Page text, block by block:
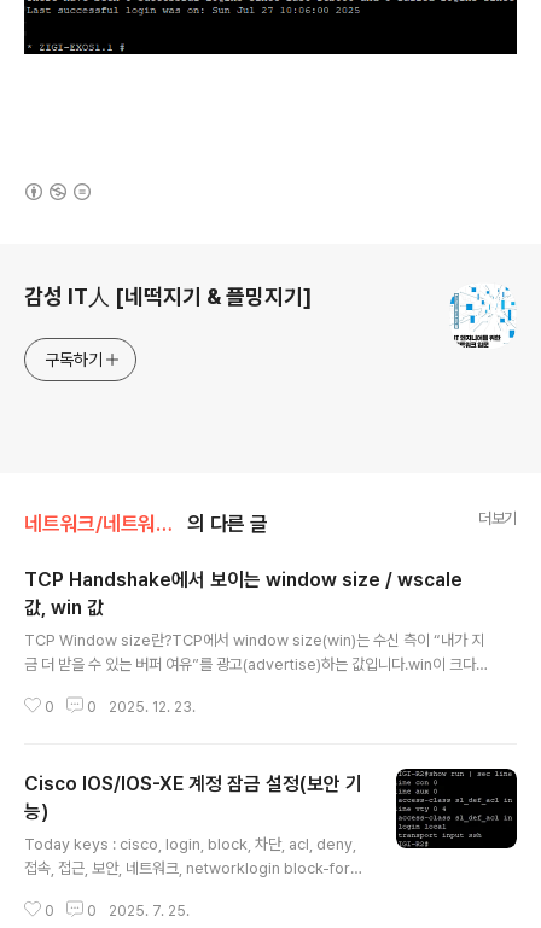
감성 IT人 [네떡지기 & 플밍지기]
구독하기
네트워크/네트워크 기본 의 다른 글 더보기
TCP Handshake에서 보이는 window size / wscale
값, win 값
TCP Window size란?TCP에서 window size(win)는 수신 측이 “내가 지
금 더 받을 수 있는 버퍼 여유”를 광고(advertise)하는 값입니다.win이 크다
수신 측 버퍼 여유가 적다 → 송신 측이 천천히 보내야 한다 즉, win은 네트워크
드는 16비트라서 최대가 65,535입니다.요즘 환경(클라우드, DC, 고대역폭/
지연 구간 등)에서는 64KB로는 부족할 수 있기 때문에, TCP는 Handshake
0 0 2025. 12. 23.
Cisco IOS/IOS-XE 계정 잠금 설정(보안 기
능)
Today keys : cisco, login, block, 차단, acl, deny,
접속, 접근, 보안, 네트워크, networklogin block-for
시도를 차단하는 기능특정 시간 내에 로그인 실패가 반복
0 0 2025. 7. 25.